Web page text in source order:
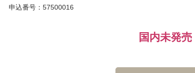
申込番号：57500016
国内未発売